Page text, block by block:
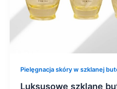
Pielęgnacja skóry w szklanej
Luksusowe szklane